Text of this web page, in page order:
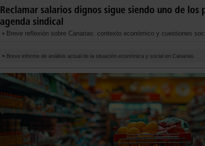
Reclamar salarios dignos sigue siendo uno de los
agenda sindical
Breve reflexión sobre Canarias: contexto económico y cuestiones
Breve informe de análisis actual de la situación económica y social en Canarias.